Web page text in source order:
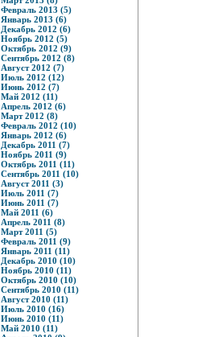
Февраль 2013 (5)
Январь 2013 (6)
Декабрь 2012 (6)
Ноябрь 2012 (5)
Октябрь 2012 (9)
Сентябрь 2012 (8)
Август 2012 (7)
Июль 2012 (12)
Июнь 2012 (7)
Май 2012 (11)
Апрель 2012 (6)
Март 2012 (8)
Февраль 2012 (10)
Январь 2012 (6)
Декабрь 2011 (7)
Ноябрь 2011 (9)
Октябрь 2011 (11)
Сентябрь 2011 (10)
Август 2011 (3)
Июль 2011 (7)
Июнь 2011 (7)
Май 2011 (6)
Апрель 2011 (8)
Март 2011 (5)
Февраль 2011 (9)
Январь 2011 (11)
Декабрь 2010 (10)
Ноябрь 2010 (11)
Октябрь 2010 (10)
Сентябрь 2010 (11)
Август 2010 (11)
Июль 2010 (16)
Июнь 2010 (11)
Май 2010 (11)